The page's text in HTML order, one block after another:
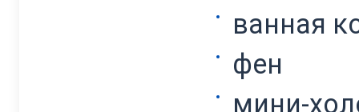
ванная
фен
мини-